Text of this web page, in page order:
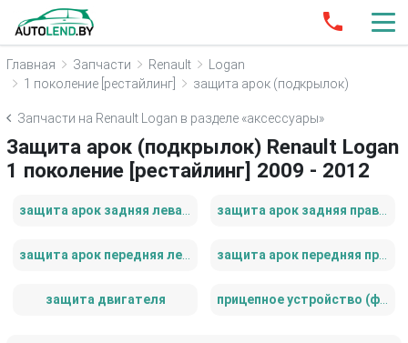
Главная Запчасти Renault
Logan
1 поколение [рестайлинг]
защита арок (подкрылок)
Запчасти на Renault Logan в разделе «аксессуары»
Защита арок (подкрылок) Renault Logan
1 поколение [рестайлинг] 2009 - 2012
защита двигателя